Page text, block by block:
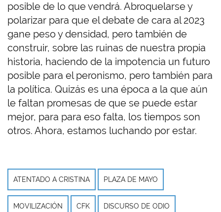
posible de lo que vendrá. Abroquelarse y
polarizar para que el debate de cara al 2023
gane peso y densidad, pero también de
construir, sobre las ruinas de nuestra propia
historia, haciendo de la impotencia un futuro
posible para el peronismo, pero también para
la política. Quizás es una época a la que aún
le faltan promesas de que se puede estar
mejor, para para eso falta, los tiempos son
otros. Ahora, estamos luchando por estar.
ATENTADO A CRISTINA PLAZA DE MAYO
MOVILIZACIÓN CFK DISCURSO DE ODIO